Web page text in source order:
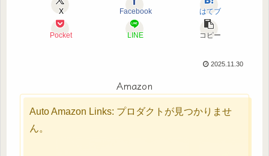
X Facebook はてブ
Pocket LINE コピー
2025.11.30
Amazon
Auto Amazon Links: プロダクトが見つかりませ
ん。